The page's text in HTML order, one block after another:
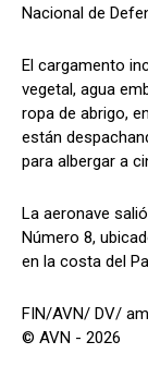
Nacional de
El cargamento
vegetal, agua
ropa de abrigo,
están
para albergar a
La aeronave
Número 8,
en la costa del
FIN/AVN/ DV/
© AVN - 2026